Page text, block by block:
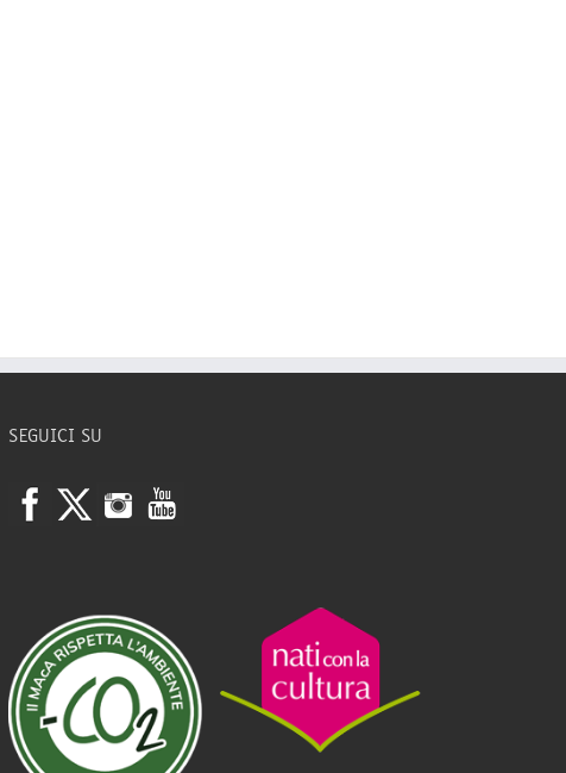
SEGUICI SU